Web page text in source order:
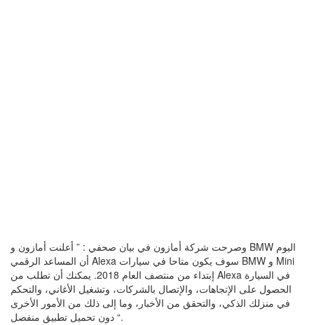
وصرحت شركة أمازون في بيان صحفي : ” أعلنت أمازون و BMW اليوم
أن المساعد الرقمي Alexa سوف يكون متاحا في سيارات BMW و Mini
إبتداء من منتصف العام 2018. يمكنك أن تطلب من Alexa في السيارة
الحصول على الإتجاهات، والإتصال بالشركات، وتشغيل الأغاني، والتحكم
في منزلك الذكي، والتحقق من الأخبار، وما إلى ذلك من الأمور الأخرى
دون تحميل تطبيق منفصل “.